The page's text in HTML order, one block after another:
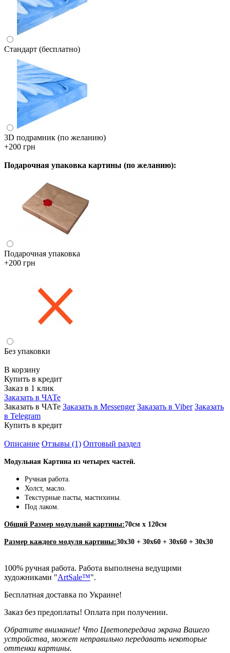
Стандарт (бесплатно)
3D подрамник (по желанию)
+200 грн
Подарочная упаковка картины (по желанию):
Подарочная упаковка
+200 грн
Без упаковки
В корзину
Купить в кредит
Заказ в 1 клик
Заказать в ЧАТе
Заказать в ЧАТе Заказать в Messenger Заказать в Viber Заказать
в Telegram
Купить в кредит
Описание Отзывы (1) Оптовый раздел
Модульная Картина из четырех частей.
Ручная работа.
Холст, масло.
Текстурные пасты, мастихины.
Под лаком.
Общий Размер модульной картины:70см х 120см
Размер каждого модуля картины:30х30 + 30х60 + 30х60 + 30х30
100% ручная работа. Работа выполнена ведущими
художниками "ArtSale™".
Бесплатная доставка по Украине!
Заказ без предоплаты! Оплата при получении.
Обратите внимание! Что Цветопередача экрана Вашего
устройства, может неправильно передавать некоторые
оттенки картины.